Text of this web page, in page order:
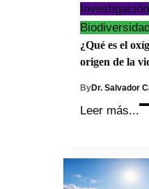
Investigación
¿Qué es el
origen de la
ByDr. Salvador
Leer más...